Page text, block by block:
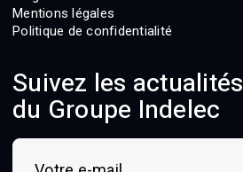
Mentions légales
Politique de confidentialité
Suivez les actualités
du Groupe Indelec